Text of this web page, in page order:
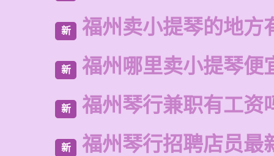
新 福州卖小提琴的地方
新 福州哪里卖小提琴便
新 福州琴行兼职有工资
新 福州琴行招聘店员最